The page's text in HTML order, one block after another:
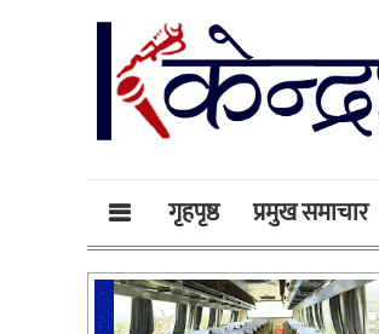
गृहपृष्ठ प्रमुख समाचार